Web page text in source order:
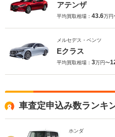
アテンザ
平均買取相場： 43.6万円
メルセデス・ベンツ
Eクラス
平均買取相場： 3万円〜
車査定申込み数ランキ
ホンダ